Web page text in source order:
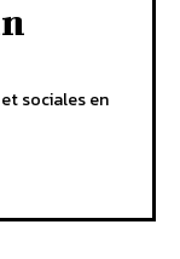
sociales en